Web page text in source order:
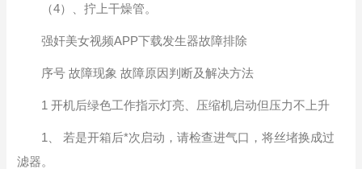
（4）、拧上干燥管。
强奸美女视频APP下载发生器故障排除
序号 故障现象 故障原因判断及解决方法
1 开机后绿色工作指示灯亮、压缩机启动但压力不上升
1、 若是开箱后*次启动，请检查进气口，将丝堵换成过
滤器。